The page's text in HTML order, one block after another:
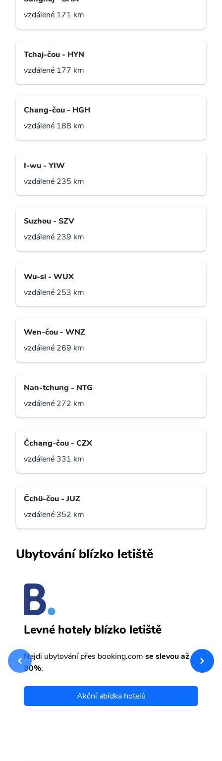
vzdálené 171 km
Tchaj-čou - HYN
vzdálené 177 km
Chang-čou - HGH
vzdálené 188 km
I-wu - YIW
vzdálené 235 km
Suzhou - SZV
vzdálené 239 km
Wu-si - WUX
vzdálené 253 km
Wen-čou - WNZ
vzdálené 269 km
Nan-tchung - NTG
vzdálené 272 km
Čchang-čou - CZX
vzdálené 331 km
Čchü-čou - JUZ
vzdálené 352 km
Ubytování blízko letiště
Levné hotely blízko letiště
Najdi ubytování přes booking.com se slevou až
30%.
Akční abídka hotelů